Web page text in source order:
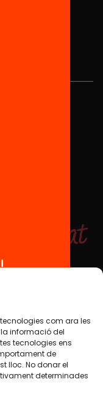
tecnologies com ara les
informació del
tecnologies ens
de
lloc. No donar el
determinades